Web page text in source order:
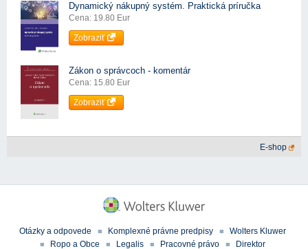
Dynamický nákupný systém. Praktická príručka
Cena: 19.80 Eur
Zobraziť
Zákon o správcoch - komentár
Cena: 15.80 Eur
Zobraziť
E-shop
Otázky a odpovede Komplexné právne predpisy
Wolters Kluwer
Ropo a Obce
Legalis Pracovné právo Direktor